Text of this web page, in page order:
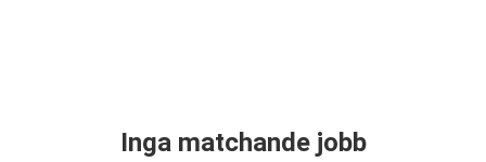
Inga matchande jobb